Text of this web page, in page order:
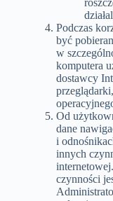
Podczas
być
w
komputera
dostawcy
Od
dane
i
innych
czynności